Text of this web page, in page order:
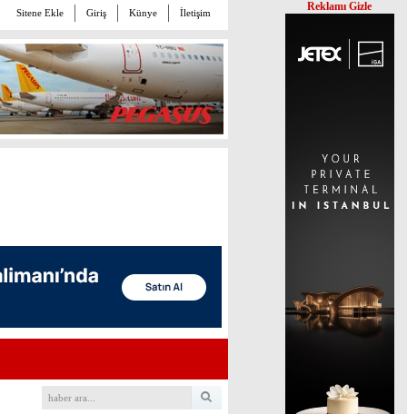
Sitene Ekle Giriş Künye İletişim Reklamı Gizle